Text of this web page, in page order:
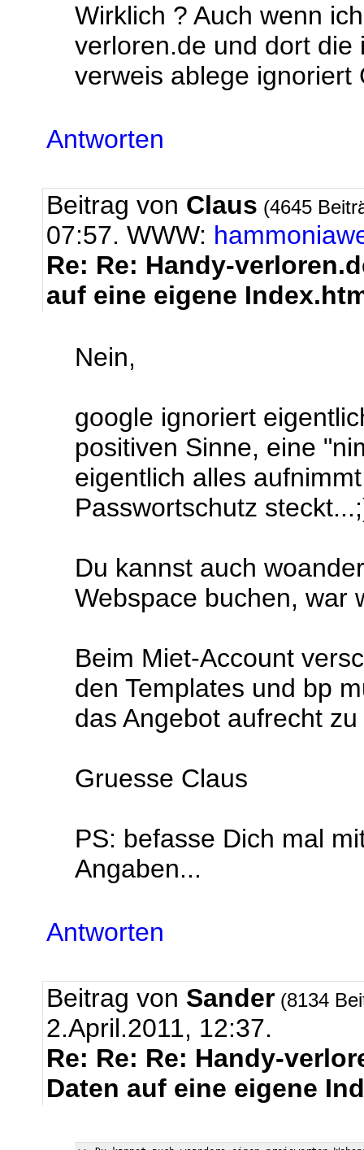
Wirklich ? Auch wenn
verloren.de und dort
verweis ablege ignoriert
Antworten
Beitrag von Claus (4645
07:57. WWW:
Re: Re: Handy-
auf eine eigene
Nein,
google ignoriert
positiven Sinne, eine
eigentlich alles
Passwortschutz
Du kannst auch
Webspace buchen, war
Beim Miet-Account
den Templates und bp
das Angebot aufrecht
Gruesse Claus
PS: befasse Dich mal
Angaben...
Antworten
Beitrag von Sander (8134
2.April.2011, 12:37.
Re: Re: Re: Handy-
Daten auf eine eigene